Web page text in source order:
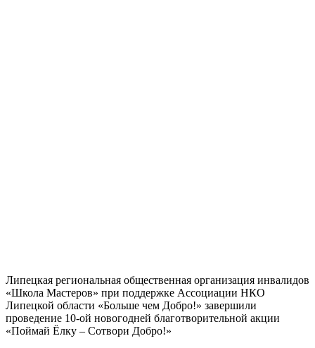
Липецкая региональная общественная организация инвалидов
«Школа Мастеров» при поддержке Ассоциации НКО
Липецкой области «Больше чем Добро!» завершили
проведение 10-ой новогодней благотворительной акции
«Поймай Ёлку – Сотвори Добро!»